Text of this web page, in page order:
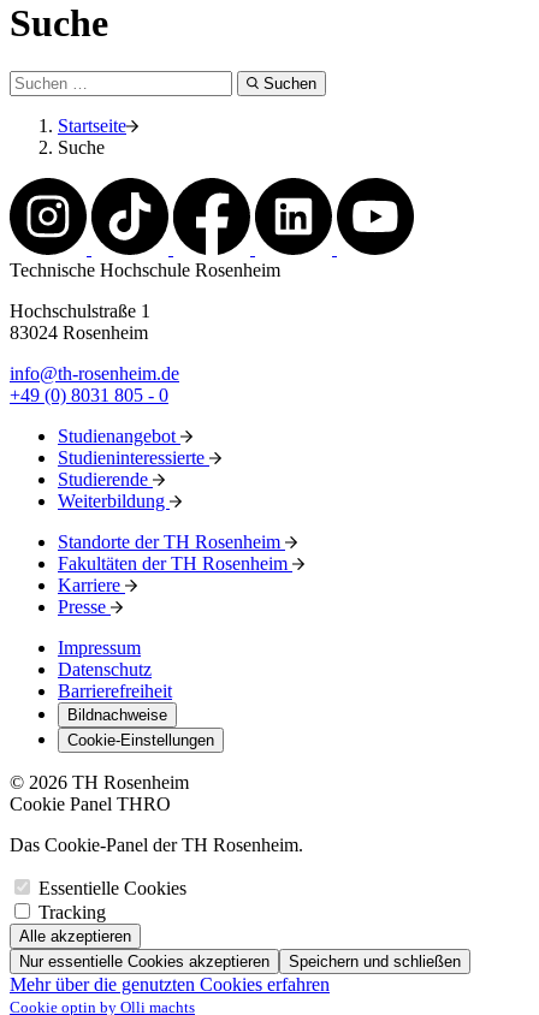
Suche
Suchen
Startseite
Suche
Technische Hochschule Rosenheim
Hochschulstraße 1
83024 Rosenheim
info@th-rosenheim.de
+49 (0) 8031 805 - 0
Studienangebot
Studieninteressierte
Studierende
Weiterbildung
Standorte der TH Rosenheim
Fakultäten der TH Rosenheim
Karriere
Presse
Impressum
Datenschutz
Barrierefreiheit
Bildnachweise
Cookie-Einstellungen
© 2026 TH Rosenheim
Cookie Panel THRO
Das Cookie-Panel der TH Rosenheim.
Essentielle Cookies
Tracking
Alle akzeptieren
Nur essentielle Cookies akzeptieren
Speichern und schließen
Mehr über die genutzten Cookies erfahren
Cookie optin by Olli machts